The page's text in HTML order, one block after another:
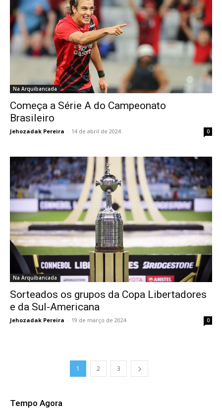
Na Arquibancada
Começa a Série A do Campeonato
Brasileiro
Jehozadak Pereira - 14 de abril de 2024 0
Na Arquibancada
Sorteados os grupos da Copa Libertadores
e da Sul-Americana
Jehozadak Pereira - 19 de março de 2024 0
1 2 3
Tempo Agora